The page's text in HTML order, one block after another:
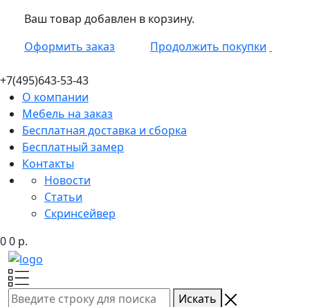
Ваш товар добавлен в корзину.
Оформить заказ
Продолжить покупки
+7(495)643-53-43
О компании
Мебель на заказ
Бесплатная доставка и сборка
Бесплатный замер
Контакты
Новости
Статьи
Скринсейвер
00 р.
Искать